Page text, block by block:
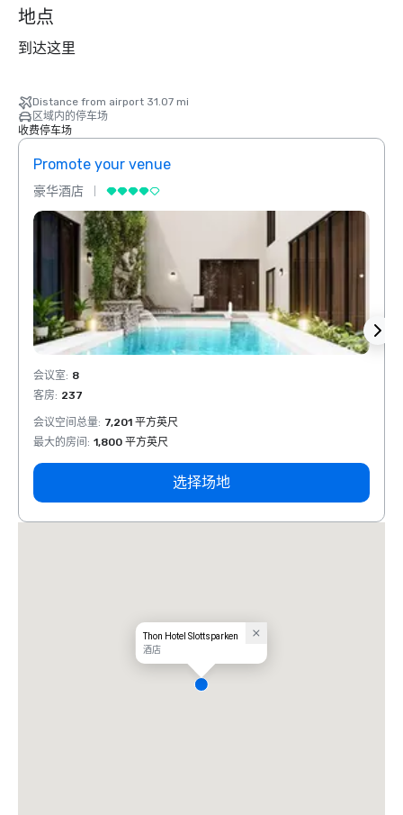
地点
到达这里
Distance from airport 31.07 mi
区域内的停车场
收费停车场
Promote your venue
豪华酒店
会议室: 8
客房: 237
会议空间总量: 7,201 平方英尺
最大的房间 : 1,800 平方英尺
选择场地
Thon Hotel Slottsparken
酒店